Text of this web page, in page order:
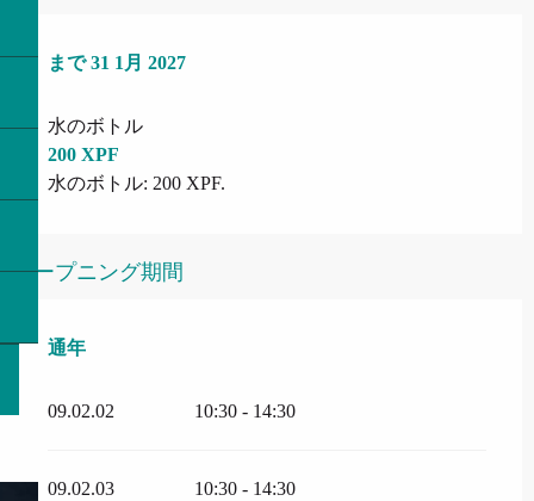
より1 1月 2022で
まで31 1月 2027
水のボトル
200 XPF
水のボトル: 200 XPF.
オープニング期間
通年
通年
09.02.02 10:30 - 14:30
09.02.03 10:30 - 14:30